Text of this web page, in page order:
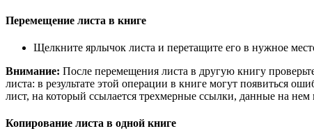
Перемещение листа в книге
Щелкните ярлычок листа и перетащите его в нужное
Внимание: После перемещения листа в другую книгу
листа: в результате этой операции в книге могут появиться
лист, на который ссылается трехмерные ссылки, данные на
Копирование листа в одной книге